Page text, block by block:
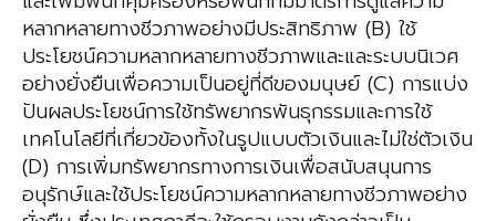
หลากหลายทางชีวภาพอย่างมีประสิทธิภาพ (B) ใช้
ประโยชน์ความหลากหลายทางชีวภาพและและระบบนิเวศ
อย่างยั่งยืนเพื่อความเป็นอยู่ที่ดีของมนุษย์ (C) การแบ่ง
ปันผลประโยชน์การใช้ทรัพยากรพันธุกรรมและการใช้
เทคโนโลยีที่เกี่ยวข้องทั้งในรูปแบบตัวเงินและไม่ใช่ตัวเงิน
(D) การเพิ่มทรัพยากรทางการเงินเพื่อสนับสนุนการ
อนุรักษ์และใช้ประโยชน์ความหลากหลายทางชีวภาพอย่าง